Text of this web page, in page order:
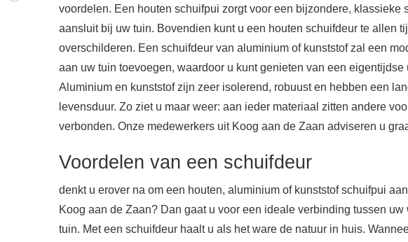
voordelen. Een houten schuifpui zorgt voor een bijzondere, klassieke
aansluit bij uw tuin. Bovendien kunt u een houten schuifdeur te allen
overschilderen. Een schuifdeur van aluminium of kunststof zal een
aan uw tuin toevoegen, waardoor u kunt genieten van een eigentijdse
Aluminium en kunststof zijn zeer isolerend, robuust en hebben een
levensduur. Zo ziet u maar weer: aan ieder materiaal zitten andere
verbonden. Onze medewerkers uit Koog aan de Zaan adviseren u
Voordelen van een schuifdeur
denkt u erover na om een houten, aluminium of kunststof schuifpui
Koog aan de Zaan? Dan gaat u voor een ideale verbinding tussen uw
tuin. Met een schuifdeur haalt u als het ware de natuur in huis.